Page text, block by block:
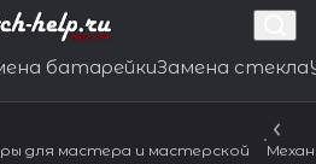
батарейкиЗамена стекла
для мастера и мастерской